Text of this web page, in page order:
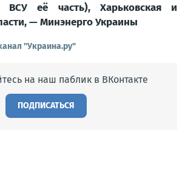
ВСУ её часть), Харьковская и
— Минэнерго Украины
"Украина.ру"
на наш паблик в ВКонтакте
ПОДПИСАТЬСЯ